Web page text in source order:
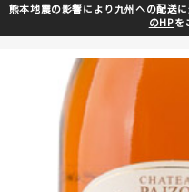
熊本地震の影響により九州への配送
のHPを